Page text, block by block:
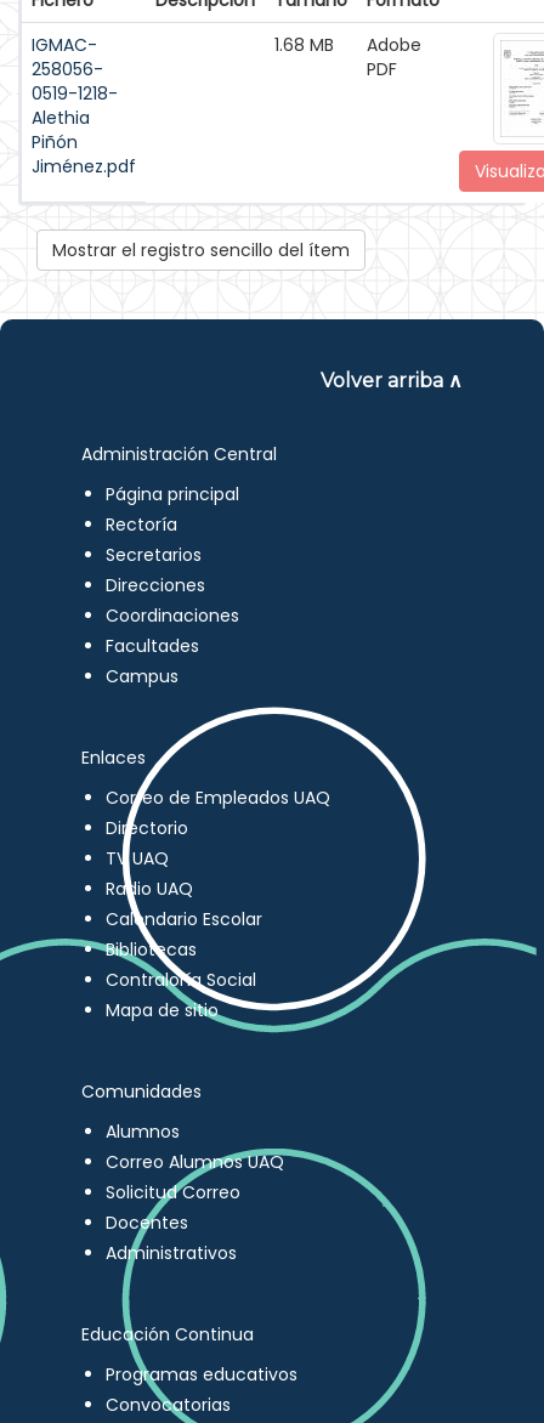
IGMAC-
258056-
0519-1218-
Alethia
Piñón
Jiménez.pdf
1.68 MB
Adobe
PDF
Mostrar el registro sencillo del ítem
Volver arriba ∧
Administración Central
Página principal
Rectoría
Secretarios
Direcciones
Coordinaciones
Facultades
Campus
Enlaces
Correo de Empleados UAQ
Directorio
TV UAQ
Radio UAQ
Calendario Escolar
Bibliotecas
Contraloría Social
Mapa de sitio
Comunidades
Alumnos
Correo Alumnos UAQ
Solicitud Correo
Docentes
Administrativos
Educación Continua
Programas educativos
Convocatorias